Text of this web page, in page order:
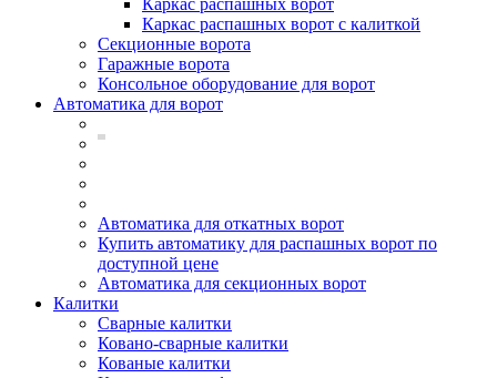
Каркас распашных ворот
Каркас распашных ворот с калиткой
Секционные ворота
Гаражные ворота
Консольное оборудование для ворот
Автоматика для ворот
Автоматика для откатных ворот
Купить автоматику для распашных ворот по
доступной цене
Автоматика для секционных ворот
Калитки
Сварные калитки
Ковано-сварные калитки
Кованые калитки